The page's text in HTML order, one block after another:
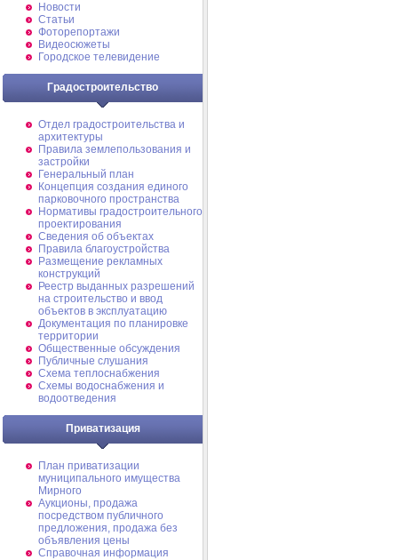
Новости
Статьи
Фоторепортажи
Видеосюжеты
Городское телевидение
Градостроительство
Отдел градостроительства и
архитектуры
Правила землепользования и
застройки
Генеральный план
Концепция создания единого
парковочного пространства
Нормативы градостроительного
проектирования
Сведения об объектах
Правила благоустройства
Размещение рекламных
конструкций
Реестр выданных разрешений
на строительство и ввод
объектов в эксплуатацию
Документация по планировке
территории
Общественные обсуждения
Публичные слушания
Схема теплоснабжения
Схемы водоснабжения и
водоотведения
Приватизация
План приватизации
муниципального имущества
Мирного
Аукционы, продажа
посредством публичного
предложения, продажа без
объявления цены
Справочная информация